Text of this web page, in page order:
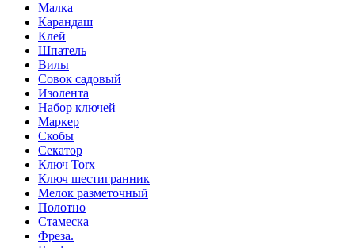
Малка
Карандаш
Клей
Шпатель
Вилы
Совок садовый
Изолента
Набор ключей
Маркер
Скобы
Секатор
Ключ Torx
Ключ шестигранник
Мелок разметочный
Полотно
Стамеска
Фреза.